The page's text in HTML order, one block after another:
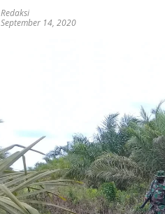
Redaksi
September 14, 2020